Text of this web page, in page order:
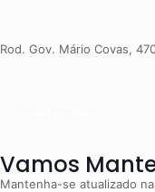
Rod. Gov. Mário Covas,
Vamos
Mantenha-se atualizado